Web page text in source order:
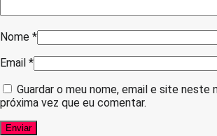
Nome *
Email *
Guardar o meu nome, email e site neste
próxima vez que eu comentar.